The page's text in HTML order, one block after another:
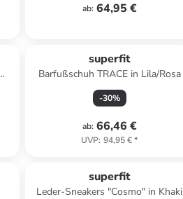
ab: 64,95 €
superfit
Barfußschuh TRACE in Lila/Rosa
-30%
ab: 66,46 €
UVP: 94,95 €*
superfit
Leder-Sneakers "Cosmo" in Khaki